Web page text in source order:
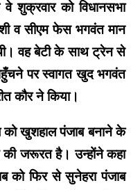
शुक्रवार को विधानसभा
व सीएम फेस भगवंत मान
वह बेटी के साथ ट्रेन से
पर स्वागत खुद भगवंत
कौर ने किया।
को खुशहाल पंजाब बनाने के
की जरूरत है। उन्होंने कहा
को फिर से सुनेहरा पंजाब